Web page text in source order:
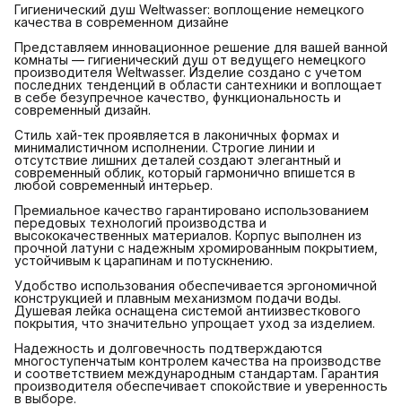
Гигиенический душ Weltwasser: воплощение немецкого
качества в современном дизайне
Представляем инновационное решение для вашей ванной
комнаты — гигиенический душ от ведущего немецкого
производителя Weltwasser. Изделие создано с учетом
последних тенденций в области сантехники и воплощает
в себе безупречное качество, функциональность и
современный дизайн.
Стиль хай-тек проявляется в лаконичных формах и
минималистичном исполнении. Строгие линии и
отсутствие лишних деталей создают элегантный и
современный облик, который гармонично впишется в
любой современный интерьер.
Премиальное качество гарантировано использованием
передовых технологий производства и
высококачественных материалов. Корпус выполнен из
прочной латуни с надежным хромированным покрытием,
устойчивым к царапинам и потускнению.
Удобство использования обеспечивается эргономичной
конструкцией и плавным механизмом подачи воды.
Душевая лейка оснащена системой антиизвесткового
покрытия, что значительно упрощает уход за изделием.
Надежность и долговечность подтверждаются
многоступенчатым контролем качества на производстве
и соответствием международным стандартам. Гарантия
производителя обеспечивает спокойствие и уверенность
в выборе.